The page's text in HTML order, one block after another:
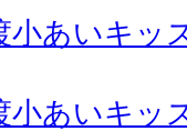
小あいキッ
小あいキッ